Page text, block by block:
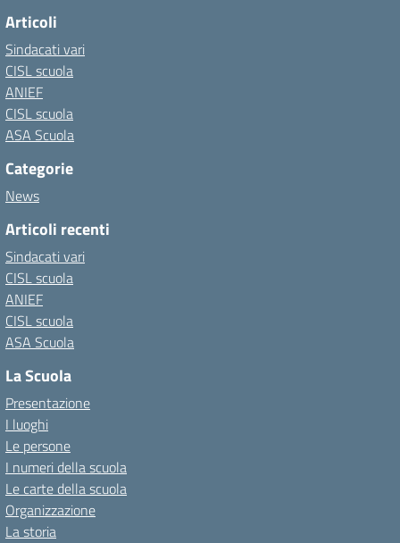
Articoli
Sindacati vari
CISL scuola
ANIEF
CISL scuola
ASA Scuola
Categorie
News
Articoli recenti
Sindacati vari
CISL scuola
ANIEF
CISL scuola
ASA Scuola
La Scuola
Presentazione
I luoghi
Le persone
I numeri della scuola
Le carte della scuola
Organizzazione
La storia